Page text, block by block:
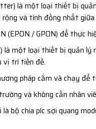
là một loại thiết bị
và tính đồng nhất giữa
(EPON / GPON) để thực
là một loại thiết bị quản
vị trí tiền đề.
pháp cắm và chạy
và không cần nhân
bộ chia plc sợi quang